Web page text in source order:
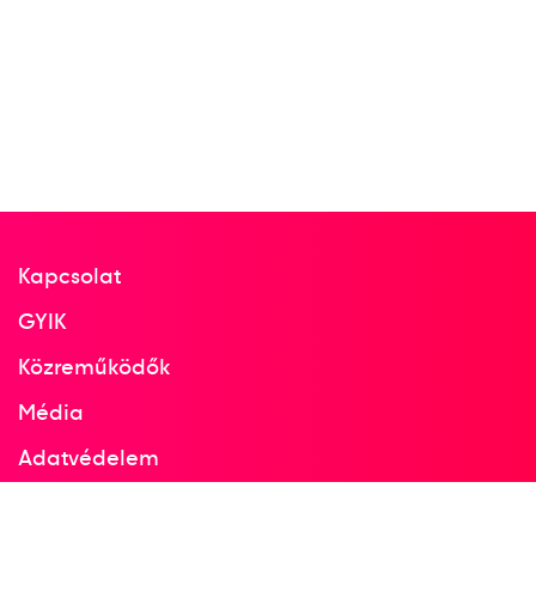
Kapcsolat
GYIK
Közreműködők
Média
Adatvédelem